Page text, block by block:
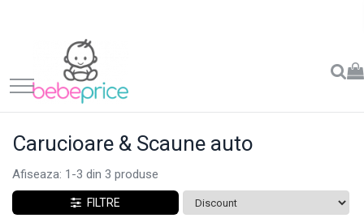
Carucioare & Scaune auto
Afiseaza: 1-3 din 3 produse
FILTRE